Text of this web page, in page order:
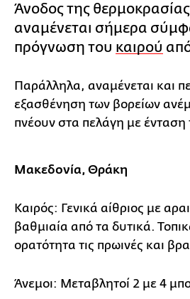
Άνοδος της
αναμένεται σήμερα
πρόγνωση του καιρού
Παράλληλα, αναμένεται και
εξασθένηση των βορείων
πνέουν στα πελάγη με
Μακεδονία, Θράκη
Καιρός: Γενικά αίθριος με
βαθμιαία από τα δυτικά.
ορατότητα τις πρωινές και
Άνεμοι: Μεταβλητοί 2 με 4